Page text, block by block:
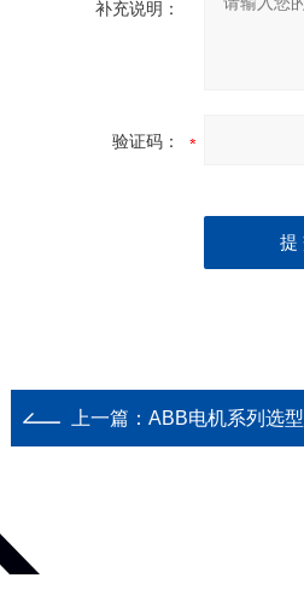
补充说明：
验证码：
上一篇： ABB电机系列选型